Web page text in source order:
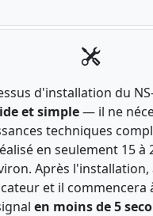
d'installation du
et simple— il ne
techniques
en seulement 15 à
Après l'installation,
et il commencera
en moins de 5